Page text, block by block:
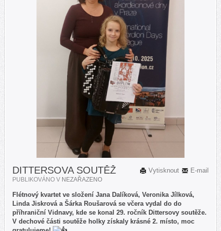
E-mail
Vytisknout
DITTERSOVA SOUTĚŽ
PUBLIKOVÁNO V NEZAŘAZENO
Flétnový kvartet ve složení Jana Dalíková, Veronika Jílková,
Linda Jiskrová a Šárka Roušarová se včera vydal do do
příhraniční Vidnavy, kde se konal 29. ročník Dittersovy soutěže.
V dechové části soutěže holky získaly krásné 2. místo, moc